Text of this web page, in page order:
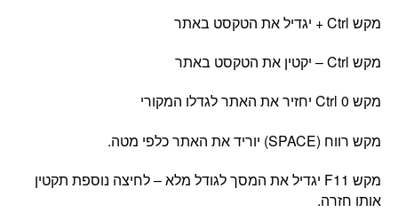
מקש Ctrl +
יגדיל את הטקסט באתר
מקש Ctrl –
יקטין את הטקסט באתר
מקש Ctrl 0יחזיר את האתר לגדלו המקורי
מקש רווח (SPACE) יוריד את האתר כלפי מטה.
מקש F11 יגדיל את המסך לגודל מלא – לחיצה נוספת תקטין
אותו חזרה.